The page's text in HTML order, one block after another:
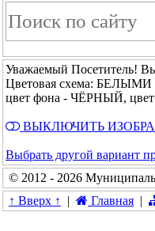
Уважаемый Посетитель!
Цветовая схема:
цвет фона - ЧЁРНЫЙ,
ВЫКЛЮЧИТЬ
Выбрать другой вариант
© 2012 - 2026
↑ Вверх ↑
| Главная |